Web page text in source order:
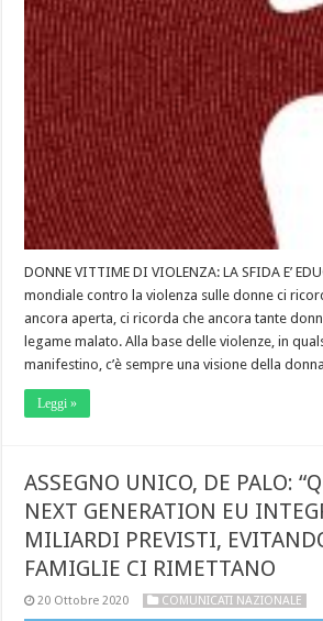
DONNE VITTIME DI VIOLENZA: LA SFIDA E’
mondiale contro la violenza sulle donne ci
ancora aperta, ci ricorda che ancora tante
legame malato. Alla base delle violenze, in
manifestino, c’è sempre una visione della
Leggi »
ASSEGNO UNICO, DE PALO:
NEXT GENERATION EU
MILIARDI PREVISTI,
FAMIGLIE CI RIMETTANO
20 Ottobre 2020 COMUNICATI NAZIONALE